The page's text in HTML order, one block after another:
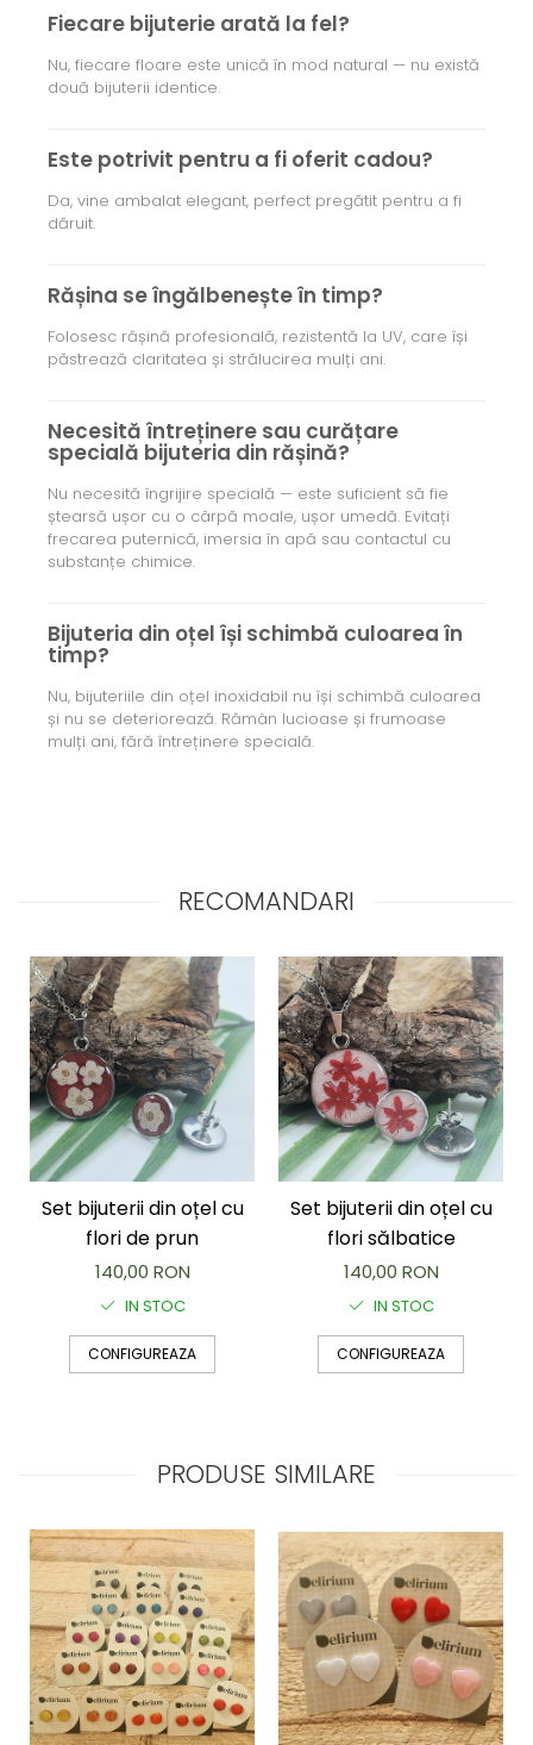
Fiecare bijuterie arată la fel?
Nu, fiecare floare este unică în mod natural — nu există
două bijuterii identice.
Este potrivit pentru a fi oferit cadou?
Da, vine ambalat elegant, perfect pregătit pentru a fi
dăruit.
Rășina se îngălbenește în timp?
Folosesc rășină profesională, rezistentă la UV, care își
păstrează claritatea și strălucirea mulți ani.
Necesită întreținere sau curățare
specială bijuteria din rășină?
Nu necesită îngrijire specială — este suficient să fie
ștearsă ușor cu o cârpă moale, ușor umedă. Evitați
frecarea puternică, imersia în apă sau contactul cu
substanțe chimice.
Bijuteria din oțel își schimbă culoarea în
timp?
Nu, bijuteriile din oțel inoxidabil nu își schimbă culoarea
și nu se deteriorează. Rămân lucioase și frumoase
mulți ani, fără întreținere specială.
RECOMANDARI
Set bijuterii din oțel cu
flori de prun
140,00 RON
IN STOC
CONFIGUREAZA
Set bijuterii din oțel cu
flori sălbatice
140,00 RON
IN STOC
CONFIGUREAZA
PRODUSE SIMILARE